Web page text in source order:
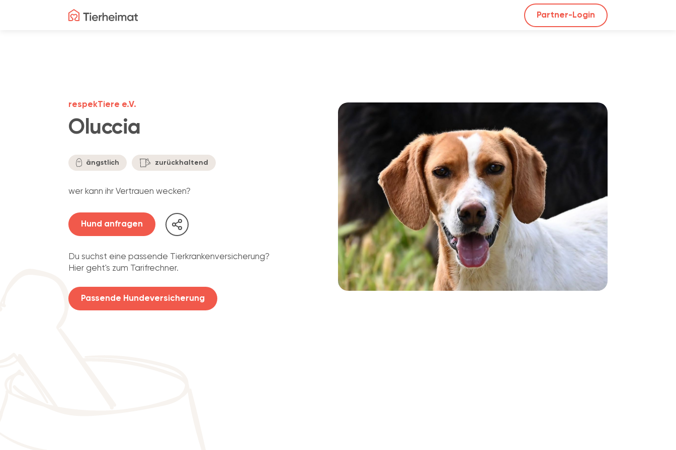
Partner-Login
Oluccia
respekTiere e.V.
ängstlich zurückhaltend
wer kann ihr Vertrauen wecken?
Hund anfragen
Du suchst eine passende Tierkrankenversicherung?
Hier geht's zum Tarifrechner.
Passende Hundeversicherung